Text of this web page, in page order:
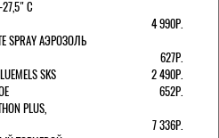
27,5" С
4 990Р.
SPRAY АЭРОЗОЛЬ
627Р.
SKS
2 490Р.
652Р.
PLUS,
7 336Р.